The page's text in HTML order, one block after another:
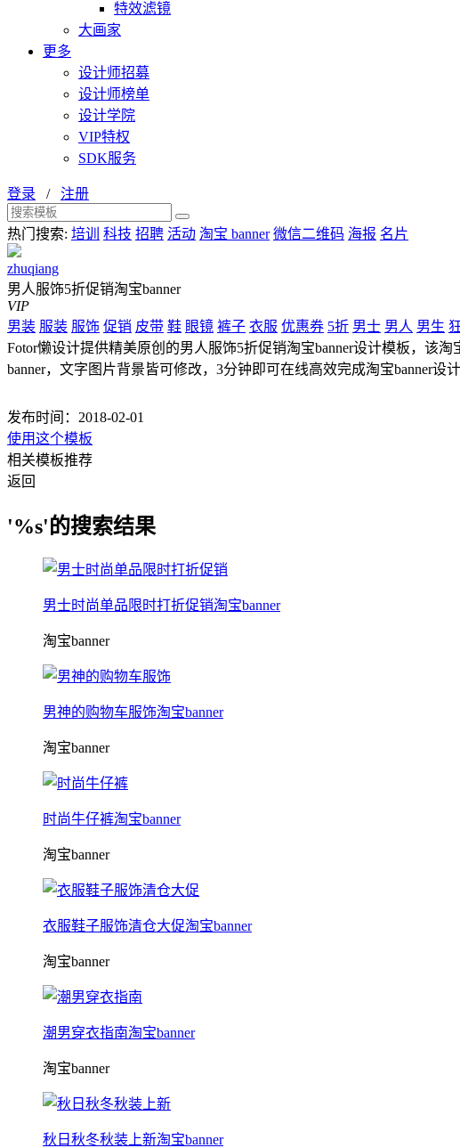
特效滤镜
大画家
更多
设计师招募
设计师榜单
设计学院
VIP特权
SDK服务
登录 / 注册
热门搜索: 培训 科技 招聘 活动 淘宝 banner 微信二维码 海报 名片
zhuqiang
男人服饰5折促销淘宝banner
VIP
男装 服装 服饰 促销 皮带 鞋 眼镜 裤子 衣服 优惠券 5折 男士 男人 男生
Fotor懒设计提供精美原创的男人服饰5折促销淘宝banner设计模板，该
banner，文字图片背景皆可修改，3分钟即可在线高效完成淘宝banner设
发布时间：2018-02-01
使用这个模板
相关模板推荐
返回
'%s'的搜索结果
男士时尚单品限时打折促销淘宝banner
淘宝banner
男神的购物车服饰淘宝banner
淘宝banner
时尚牛仔裤淘宝banner
淘宝banner
衣服鞋子服饰清仓大促淘宝banner
淘宝banner
潮男穿衣指南淘宝banner
淘宝banner
秋日秋冬秋装上新淘宝banner